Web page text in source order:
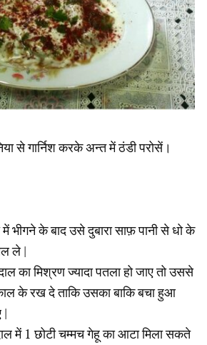
से गार्निश करके अन्त में ठंडी परोसें।
में भीगने के बाद उसे दुबारा साफ़ पानी से धो के
ले |
का मिश्रण ज्यादा पतला हो जाए तो उससे
के रख दे ताकि उसका बाकि बचा हुआ
|
में 1 छोटी चम्मच गेहू का आटा मिला सकते